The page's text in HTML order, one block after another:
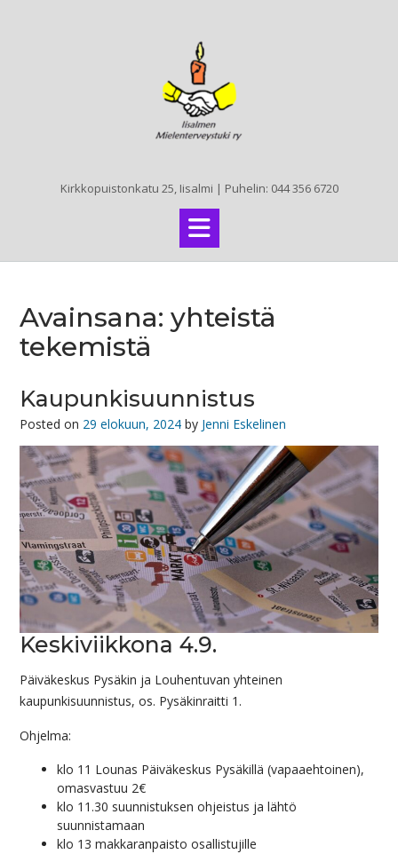
Kirkkopuistonkatu 25, Iisalmi | Puhelin: 044 356 6720
Avainsana: yhteistä
tekemistä
Kaupunkisuunnistus
Posted on 29 elokuun, 2024 by Jenni Eskelinen
Keskiviikkona 4.9.
Päiväkeskus Pysäkin ja Louhentuvan yhteinen
kaupunkisuunnistus, os. Pysäkinraitti 1.
Ohjelma:
klo 11 Lounas Päiväkeskus Pysäkillä (vapaaehtoinen),
omasvastuu 2€
klo 11.30 suunnistuksen ohjeistus ja lähtö
suunnistamaan
klo 13 makkaranpaisto osallistujille